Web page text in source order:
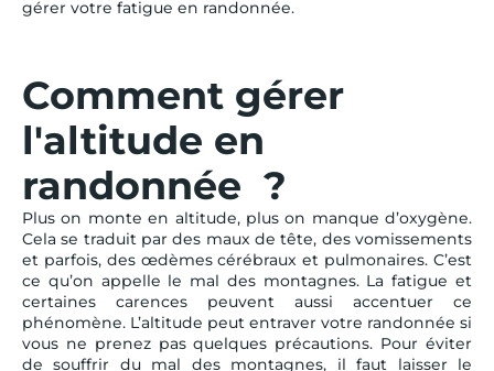
gérer votre fatigue en randonnée.
Comment gérer
l'altitude en
randonnée ?
Plus on monte en altitude, plus on manque d’oxygène.
Cela se traduit par des maux de tête, des vomissements
et parfois, des œdèmes cérébraux et pulmonaires. C’est
ce qu’on appelle le mal des montagnes. La fatigue et
certaines carences peuvent aussi accentuer ce
phénomène. L’altitude peut entraver votre randonnée si
vous ne prenez pas quelques précautions. Pour éviter
de souffrir du mal des montagnes, il faut laisser le